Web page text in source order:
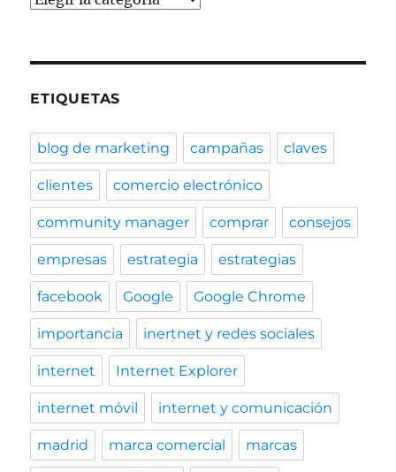
ETIQUETAS
blog de marketing campañas claves
clientes comercio electrónico
community manager comprar consejos
empresas estrategia estrategias
facebook Google Google Chrome
importancia inertnet y redes sociales
internet Internet Explorer
internet móvil internet y comunicación
madrid marca comercial marcas